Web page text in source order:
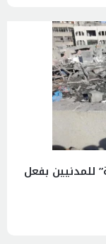
للمدنيين بفعل